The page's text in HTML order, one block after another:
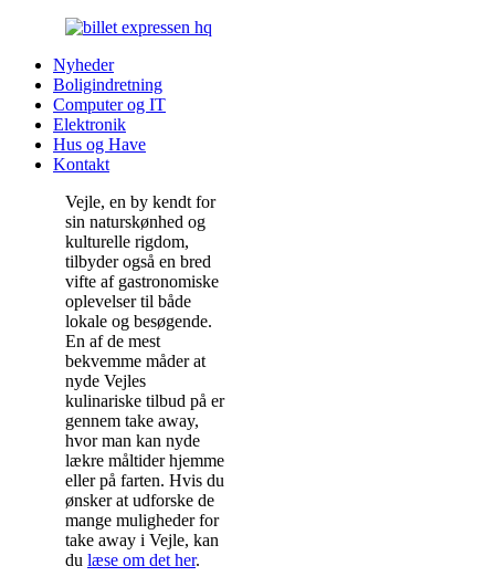
Nyheder
Boligindretning
Computer og IT
Elektronik
Hus og Have
Kontakt
Vejle, en by kendt for
sin naturskønhed og
kulturelle rigdom,
tilbyder også en bred
vifte af gastronomiske
oplevelser til både
lokale og besøgende.
En af de mest
bekvemme måder at
nyde Vejles
kulinariske tilbud på er
gennem take away,
hvor man kan nyde
lækre måltider hjemme
eller på farten. Hvis du
ønsker at udforske de
mange muligheder for
take away i Vejle, kan
du læse om det her.